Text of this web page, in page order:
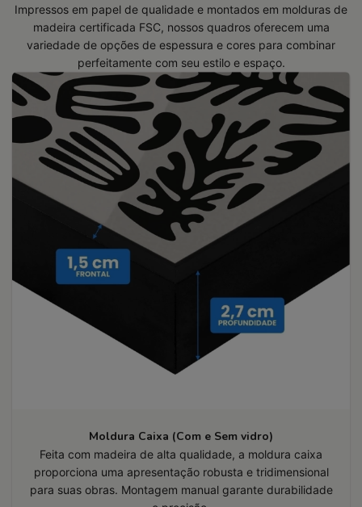
Impressos em papel de qualidade e montados em molduras de
madeira certificada FSC, nossos quadros oferecem uma
variedade de opções de espessura e cores para combinar
perfeitamente com seu estilo e espaço.
Moldura Caixa (Com e Sem vidro)
Feita com madeira de alta qualidade, a moldura caixa
proporciona uma apresentação robusta e tridimensional
para suas obras. Montagem manual garante durabilidade